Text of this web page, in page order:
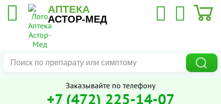
АПТЕКА
АСТОР-МЕД
Заказывайте по телефону
+7 (472) 225-14-07